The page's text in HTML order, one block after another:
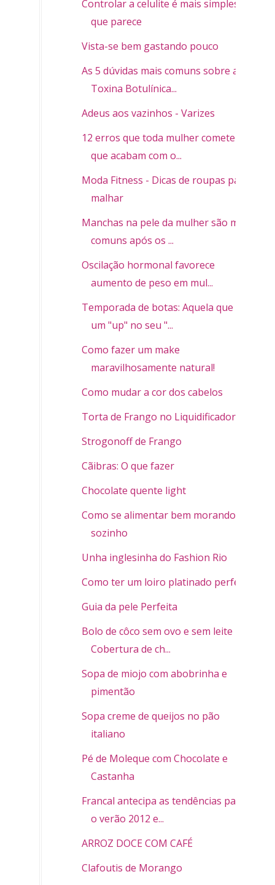
Controlar a celulite é mais simples do
que parece
Vista-se bem gastando pouco
As 5 dúvidas mais comuns sobre a
Toxina Botulínica...
Adeus aos vazinhos - Varizes
12 erros que toda mulher comete e
que acabam com o...
Moda Fitness - Dicas de roupas para
malhar
Manchas na pele da mulher são mais
comuns após os ...
Oscilação hormonal favorece
aumento de peso em mul...
Temporada de botas: Aquela que dá
um "up" no seu "...
Como fazer um make
maravilhosamente natural!
Como mudar a cor dos cabelos
Torta de Frango no Liquidificador
Strogonoff de Frango
Cãibras: O que fazer
Chocolate quente light
Como se alimentar bem morando
sozinho
Unha inglesinha do Fashion Rio
Como ter um loiro platinado perfeito
Guia da pele Perfeita
Bolo de côco sem ovo e sem leite -
Cobertura de ch...
Sopa de miojo com abobrinha e
pimentão
Sopa creme de queijos no pão
italiano
Pé de Moleque com Chocolate e
Castanha
Francal antecipa as tendências para
o verão 2012 e...
ARROZ DOCE COM CAFÉ
Clafoutis de Morango